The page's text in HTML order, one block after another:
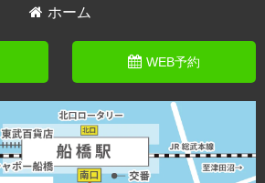
ホーム
WEB予約